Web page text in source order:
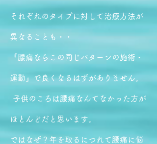
それぞれのタイプに対して治療方法が
異なることも・・
『腰痛ならこの同じパターンの施術・
運動』で良くなるはずがありません。
子供のころは腰痛なんてなかった方が
ほとんどだと思います。
ではなぜ？年を取るにつれて腰痛に悩